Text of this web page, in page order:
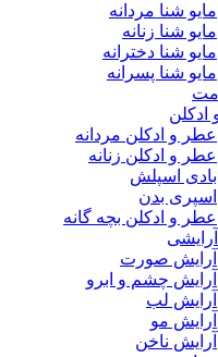
مایو شنا مردانه
مایو شنا زنانه
مایو شنا دخترانه
مایو شنا پسرانه
ادکلن
عطر و ادکلن مردانه
عطر و ادکلن زنانه
بادی اسپلش
اسپری بدن
عطر و ادکلن بچه گانه
آرایش صورت
آرایش چشم و ابرو
آرایش لب
آرایش مو
آرایش ناخن